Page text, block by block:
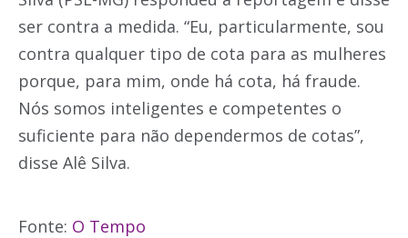
ser contra a medida. “Eu, particularmente, sou
contra qualquer tipo de cota para as mulheres
porque, para mim, onde há cota, há fraude.
Nós somos inteligentes e competentes o
suficiente para não dependermos de cotas”,
disse Alê Silva.
Fonte: O Tempo